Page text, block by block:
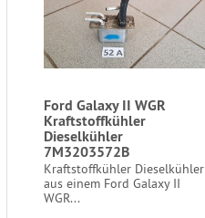
Ford Galaxy II WGR
Kraftstoffkühler
Dieselkühler
7M3203572B
Kraftstoffkühler Dieselkühler
aus einem Ford Galaxy II
WGR...